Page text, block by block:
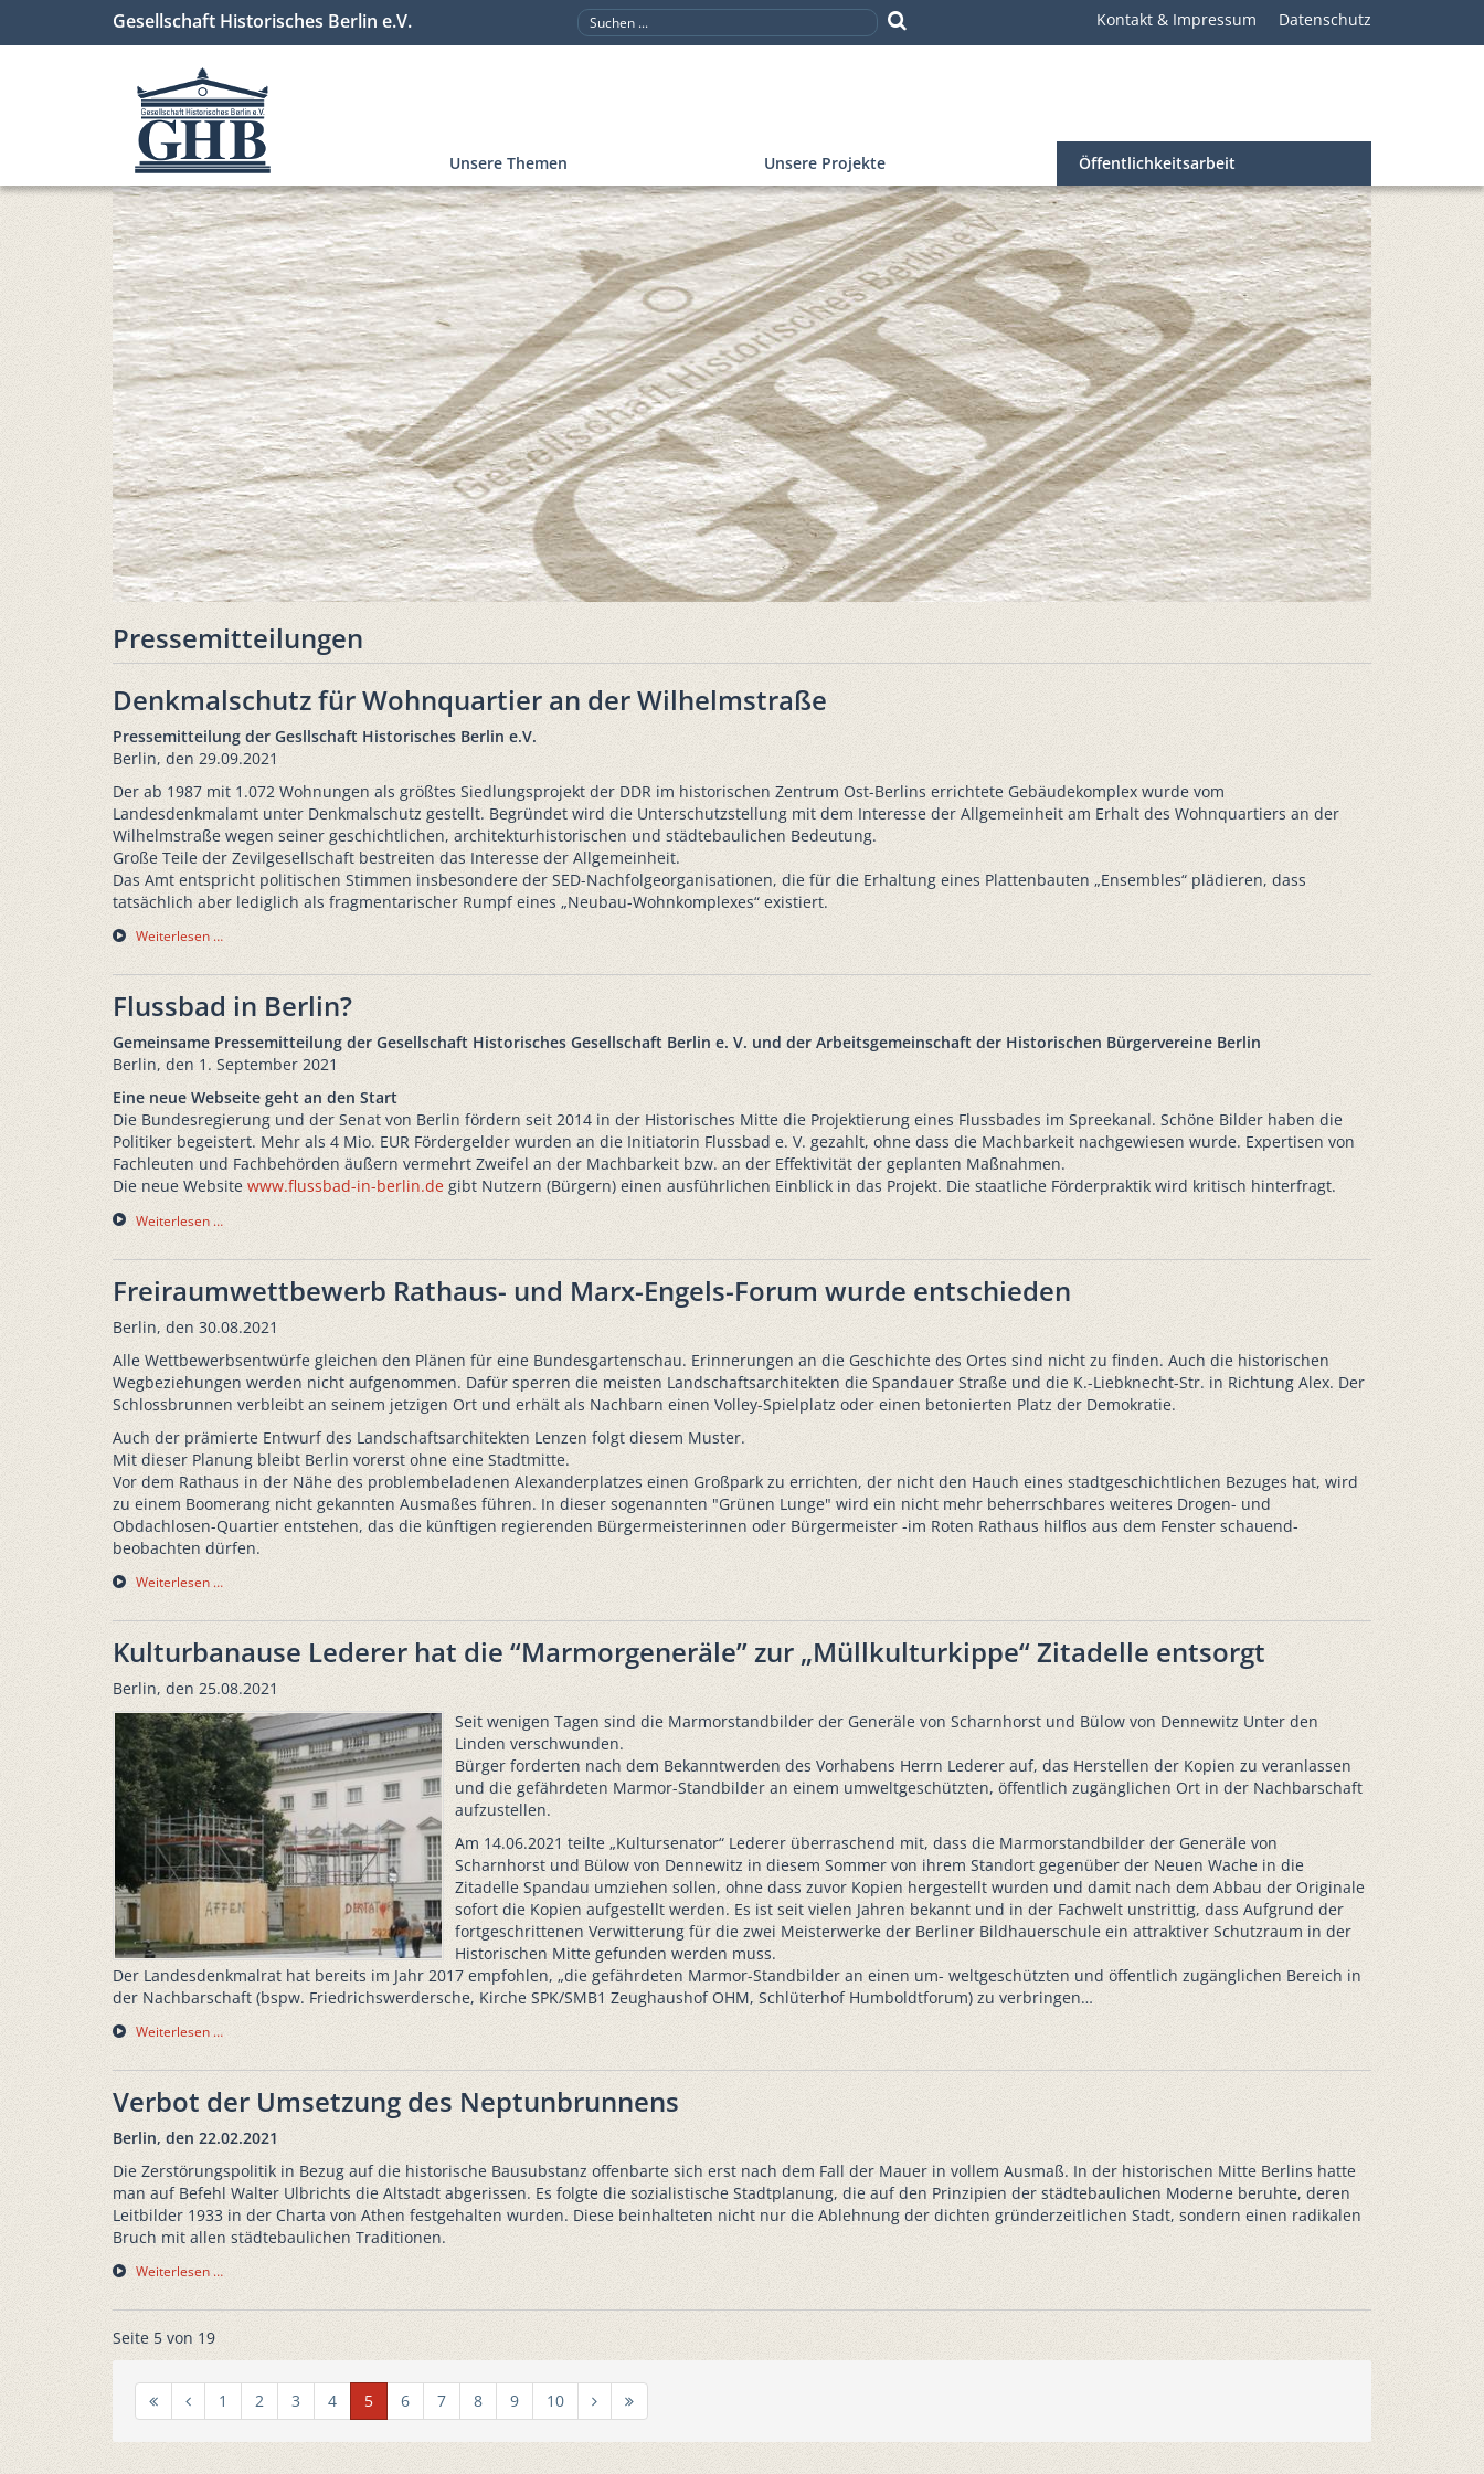
Gesellschaft Historisches Berlin e.V. Kontakt & Impressum Datenschutz
Unsere Themen Unsere Projekte Öffentlichkeitsarbeit
Pressemitteilungen
Denkmalschutz für Wohnquartier an der Wilhelmstraße
Pressemitteilung der Gesllschaft Historisches Berlin e.V.
Berlin, den 29.09.2021
Der ab 1987 mit 1.072 Wohnungen als größtes Siedlungsprojekt der DDR im historischen Zentrum Ost-Berlins errichtete Gebäudekomplex wurde vom
Landesdenkmalamt unter Denkmalschutz gestellt. Begründet wird die Unterschutzstellung mit dem Interesse der Allgemeinheit am Erhalt des Wohnquartiers an der
Wilhelmstraße wegen seiner geschichtlichen, architekturhistorischen und städtebaulichen Bedeutung.
Große Teile der Zevilgesellschaft bestreiten das Interesse der Allgemeinheit.
Das Amt entspricht politischen Stimmen insbesondere der SED-Nachfolgeorganisationen, die für die Erhaltung eines Plattenbauten „Ensembles“ plädieren, dass
tatsächlich aber lediglich als fragmentarischer Rumpf eines „Neubau-Wohnkomplexes“ existiert.
Weiterlesen …
Flussbad in Berlin?
Gemeinsame Pressemitteilung der Gesellschaft Historisches Gesellschaft Berlin e. V. und der Arbeitsgemeinschaft der Historischen Bürgervereine Berlin
Berlin, den 1. September 2021
Eine neue Webseite geht an den Start
Die Bundesregierung und der Senat von Berlin fördern seit 2014 in der Historisches Mitte die Projektierung eines Flussbades im Spreekanal. Schöne Bilder haben die
Politiker begeistert. Mehr als 4 Mio. EUR Fördergelder wurden an die Initiatorin Flussbad e. V. gezahlt, ohne dass die Machbarkeit nachgewiesen wurde. Expertisen von
Fachleuten und Fachbehörden äußern vermehrt Zweifel an der Machbarkeit bzw. an der Effektivität der geplanten Maßnahmen.
Die neue Website www.flussbad-in-berlin.de gibt Nutzern (Bürgern) einen ausführlichen Einblick in das Projekt. Die staatliche Förderpraktik wird kritisch hinterfragt.
Weiterlesen …
Freiraumwettbewerb Rathaus- und Marx-Engels-Forum wurde entschieden
Berlin, den 30.08.2021
Alle Wettbewerbsentwürfe gleichen den Plänen für eine Bundesgartenschau. Erinnerungen an die Geschichte des Ortes sind nicht zu finden. Auch die historischen
Wegbeziehungen werden nicht aufgenommen. Dafür sperren die meisten Landschaftsarchitekten die Spandauer Straße und die K.-Liebknecht-Str. in Richtung Alex. Der
Schlossbrunnen verbleibt an seinem jetzigen Ort und erhält als Nachbarn einen Volley-Spielplatz oder einen betonierten Platz der Demokratie.
Auch der prämierte Entwurf des Landschaftsarchitekten Lenzen folgt diesem Muster.
Mit dieser Planung bleibt Berlin vorerst ohne eine Stadtmitte.
Vor dem Rathaus in der Nähe des problembeladenen Alexanderplatzes einen Großpark zu errichten, der nicht den Hauch eines stadtgeschichtlichen Bezuges hat, wird
zu einem Boomerang nicht gekannten Ausmaßes führen. In dieser sogenannten "Grünen Lunge" wird ein nicht mehr beherrschbares weiteres Drogen- und
Obdachlosen-Quartier entstehen, das die künftigen regierenden Bürgermeisterinnen oder Bürgermeister -im Roten Rathaus hilflos aus dem Fenster schauend-
beobachten dürfen.
Weiterlesen …
Kulturbanause Lederer hat die “Marmorgeneräle” zur „Müllkulturkippe“ Zitadelle entsorgt
Berlin, den 25.08.2021
Seit wenigen Tagen sind die Marmorstandbilder der Generäle von Scharnhorst und Bülow von Dennewitz Unter den
Linden verschwunden.
Bürger forderten nach dem Bekanntwerden des Vorhabens Herrn Lederer auf, das Herstellen der Kopien zu veranlassen
und die gefährdeten Marmor-Standbilder an einem umweltgeschützten, öffentlich zugänglichen Ort in der Nachbarschaft
aufzustellen.
Am 14.06.2021 teilte „Kultursenator“ Lederer überraschend mit, dass die Marmorstandbilder der Generäle von
Scharnhorst und Bülow von Dennewitz in diesem Sommer von ihrem Standort gegenüber der Neuen Wache in die
Zitadelle Spandau umziehen sollen, ohne dass zuvor Kopien hergestellt wurden und damit nach dem Abbau der Originale
sofort die Kopien aufgestellt werden. Es ist seit vielen Jahren bekannt und in der Fachwelt unstrittig, dass Aufgrund der
fortgeschrittenen Verwitterung für die zwei Meisterwerke der Berliner Bildhauerschule ein attraktiver Schutzraum in der
Historischen Mitte gefunden werden muss.
Der Landesdenkmalrat hat bereits im Jahr 2017 empfohlen, „die gefährdeten Marmor-Standbilder an einen um- weltgeschützten und öffentlich zugänglichen Bereich in
der Nachbarschaft (bspw. Friedrichswerdersche, Kirche SPK/SMB1 Zeughaushof OHM, Schlüterhof Humboldtforum) zu verbringen…
Weiterlesen …
Verbot der Umsetzung des Neptunbrunnens
Berlin, den 22.02.2021
Die Zerstörungspolitik in Bezug auf die historische Bausubstanz offenbarte sich erst nach dem Fall der Mauer in vollem Ausmaß. In der historischen Mitte Berlins hatte
man auf Befehl Walter Ulbrichts die Altstadt abgerissen. Es folgte die sozialistische Stadtplanung, die auf den Prinzipien der städtebaulichen Moderne beruhte, deren
Leitbilder 1933 in der Charta von Athen festgehalten wurden. Diese beinhalteten nicht nur die Ablehnung der dichten gründerzeitlichen Stadt, sondern einen radikalen
Bruch mit allen städtebaulichen Traditionen.
Weiterlesen …
Seite 5 von 19
1 2 3 4 5 6 7 8 9 10